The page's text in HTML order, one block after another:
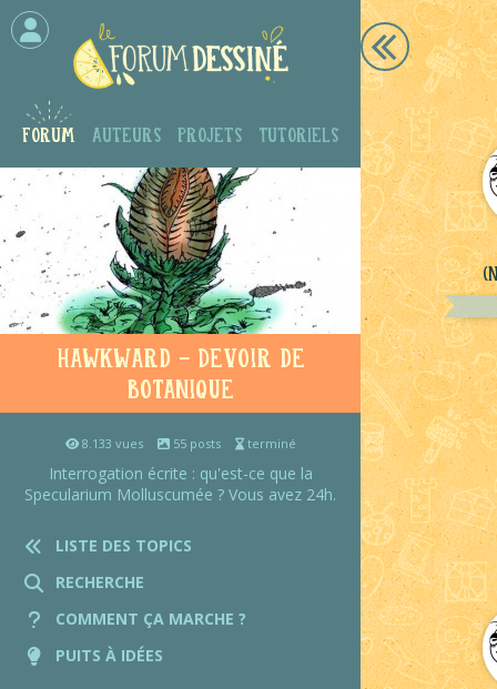
Forum Auteurs Projets Tutoriels
Hawkward - Devoir de
botanique
8.133 vues 55 posts terminé
Interrogation écrite : qu'est-ce que la
Specularium Molluscumée ? Vous avez 24h.
LISTE DES TOPICS
RECHERCHE
COMMENT ÇA MARCHE ?
PUITS À IDÉES